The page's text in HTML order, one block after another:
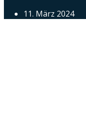
11. März 2024